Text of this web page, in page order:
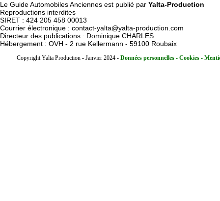
Le Guide Automobiles Anciennes est publié par Yalta-Production
Reproductions interdites
SIRET : 424 205 458 00013
Courrier électronique : contact-yalta@yalta-production.com
Directeur des publications : Dominique CHARLES
Hébergement : OVH - 2 rue Kellermann - 59100 Roubaix
Copyright Yalta Production - Janvier 2024 - Données personnelles - Cookies -